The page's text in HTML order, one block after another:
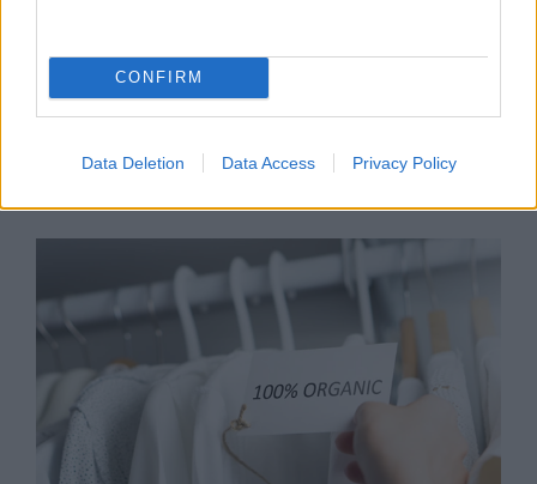
CONFIRM
Data Deletion Data Access Privacy Policy
Így tartsd rendben a
ruhásszekrényed, hogy könnyebben
elkészülj reggel